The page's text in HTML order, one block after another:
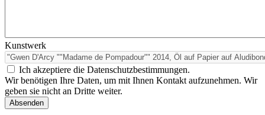
Kunstwerk
Ich akzeptiere die Datenschutzbestimmungen.
Wir benötigen Ihre Daten, um mit Ihnen Kontakt aufzunehmen. Wir
geben sie nicht an Dritte weiter.